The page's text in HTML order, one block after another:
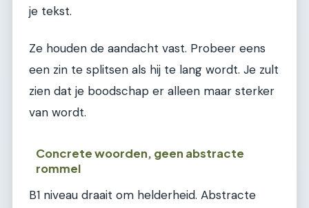
je tekst.
Ze houden de aandacht vast. Probeer eens
een zin te splitsen als hij te lang wordt. Je zult
zien dat je boodschap er alleen maar sterker
van wordt.
Concrete woorden, geen abstracte
rommel
B1 niveau draait om helderheid. Abstracte